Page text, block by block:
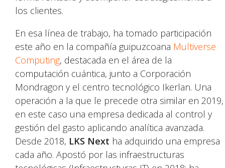
los clientes.
En esa línea de trabajo, ha tomado participación
este año en la compañía guipuzcoana Multiverse
Computing, destacada en el área de la
computación cuántica, junto a Corporación
Mondragon y el centro tecnológico Ikerlan. Una
operación a la que le precede otra similar en 2019,
en este caso una empresa dedicada al control y
gestión del gasto aplicando analítica avanzada.
Desde 2018, LKS Next ha adquirido una empresa
cada año. Apostó por las infraestructuras